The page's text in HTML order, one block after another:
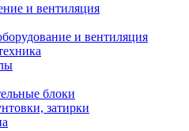
и вентиляция
и вентиляция
блоки
затирки